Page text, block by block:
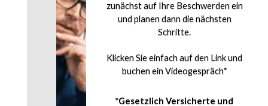
zunächst auf Ihre Beschwerden ein
und planen dann die nächsten
Schritte.
Klicken Sie einfach auf den Link und
buchen ein Videogespräch*
*Gesetzlich Versicherte und